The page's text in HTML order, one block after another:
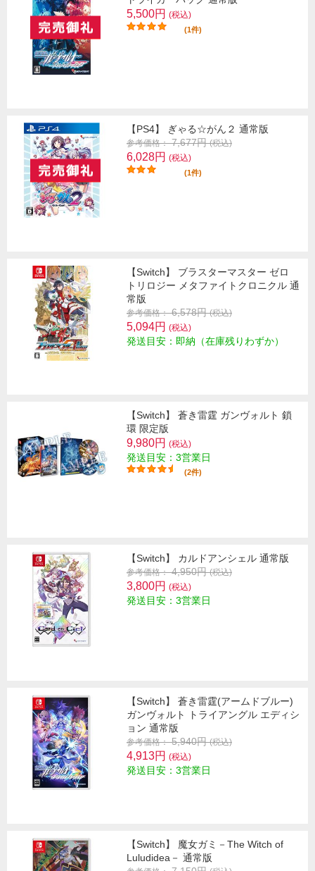
5,500円 (税込)
(1件)
【PS4】 ぎゃる☆がん２ 通常版
参考価格： 7,677円(税込)
6,028円 (税込)
(1件)
【Switch】 ブラスターマスター ゼロ
トリロジー メタファイトクロニクル 通
常版
参考価格： 6,578円(税込)
5,094円 (税込)
発送目安：即納（在庫残りわずか）
【Switch】 蒼き雷霆 ガンヴォルト 鎖
環 限定版
9,980円 (税込)
発送目安：3営業日
(2件)
【Switch】 カルドアンシェル 通常版
参考価格： 4,950円(税込)
3,800円 (税込)
発送目安：3営業日
【Switch】 蒼き雷霆(アームドブルー)
ガンヴォルト トライアングル エディシ
ョン 通常版
参考価格： 5,940円(税込)
4,913円 (税込)
発送目安：3営業日
【Switch】 魔女ガミ－The Witch of
Luludidea－ 通常版